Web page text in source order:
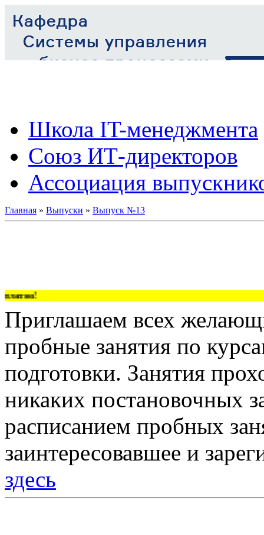
Школа IT-менеджмента
Союз ИТ-директоров
Ассоциация
Главная » Выпуски » Выпуск №13
Приглашаем всех
пробные занятия по
подготовки. Занятия
никаких постановочных
расписанием пробных
заинтересовавшее и
здесь